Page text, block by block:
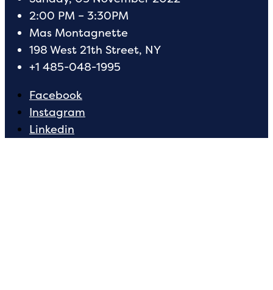
2:00 PM – 3:30PM
Mas Montagnette
198 West 21th Street, NY
+1 485-048-1995
Facebook
Instagram
Linkedin